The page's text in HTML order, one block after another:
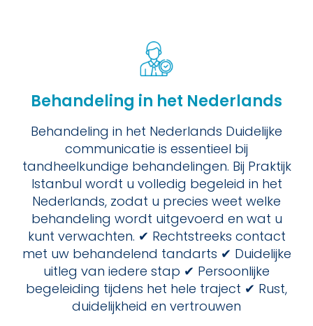
Behandeling in het Nederlands
Behandeling in het Nederlands Duidelijke
communicatie is essentieel bij
tandheelkundige behandelingen. Bij Praktijk
Istanbul wordt u volledig begeleid in het
Nederlands, zodat u precies weet welke
behandeling wordt uitgevoerd en wat u
kunt verwachten. ✔ Rechtstreeks contact
met uw behandelend tandarts ✔ Duidelijke
uitleg van iedere stap ✔ Persoonlijke
begeleiding tijdens het hele traject ✔ Rust,
duidelijkheid en vertrouwen